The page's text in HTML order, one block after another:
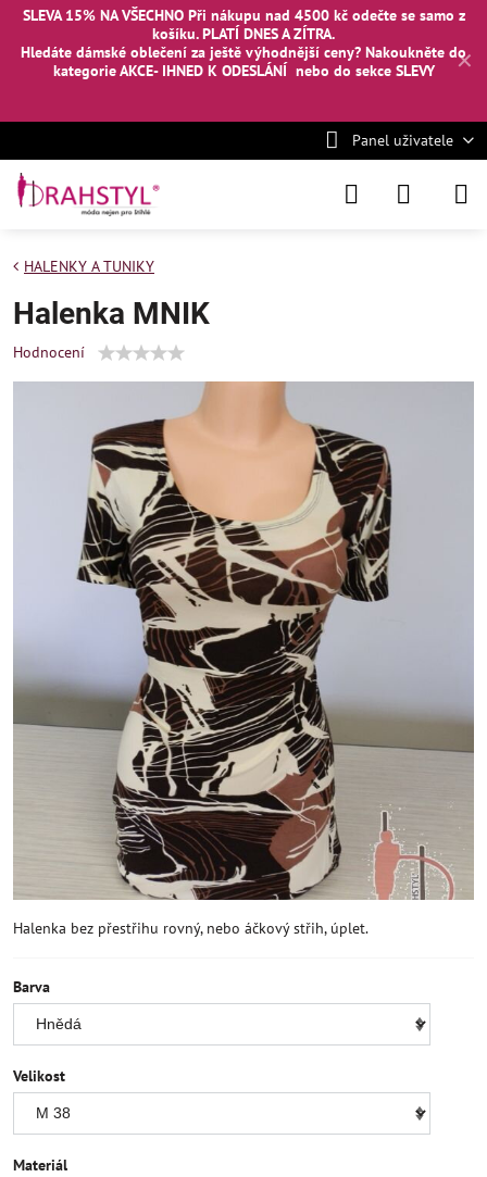
✕
SLEVA 15% NA VŠECHNO Při nákupu nad 4500 kč odečte se samo z
košíku. PLATÍ DNES A ZÍTRA.
Hledáte dámské oblečení za ještě výhodnější ceny? Nakoukněte do
kategorie AKCE- IHNED K ODESLÁNÍ nebo do sekce SLEVY
Panel uživatele
HALENKY A TUNIKY
Halenka MNIK
Hodnocení
Halenka bez přestřihu rovný, nebo áčkový střih, úplet.
Barva
Velikost
Materiál